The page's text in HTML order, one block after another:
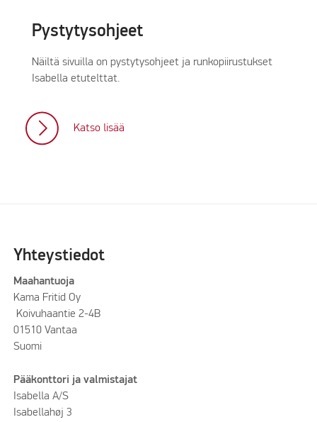
Pystytysohjeet
Näiltä sivuilla on pystytysohjeet ja runkopiirustukset
Isabella etutelttat.
Katso lisää
Yhteystiedot
Maahantuoja
Kama Fritid Oy
Koivuhaantie 2-4B
01510 Vantaa
Suomi
Pääkonttori ja valmistajat
Isabella A/S
Isabellahøj 3